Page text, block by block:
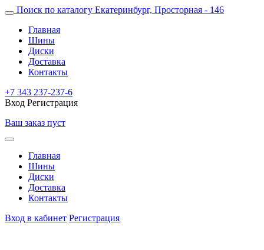
Поиск по каталогу Екатеринбург, Просторная - 146
Главная
Шины
Диски
Доставка
Контакты
+7 343 237-237-6
Вход Регистрация
Ваш заказ пуст
Главная
Шины
Диски
Доставка
Контакты
Вход в кабинет Регистрация